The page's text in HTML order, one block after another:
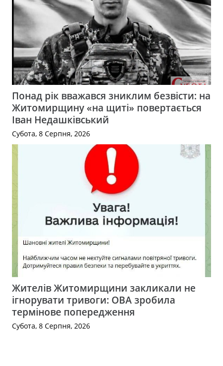
Понад рік вважався зниклим безвісти: на
Житомирщину «на щиті» повертається
Іван Недашківський
Субота, 8 Серпня, 2026
Жителів Житомирщини закликали не
ігнорувати тривоги: ОВА зробила
термінове попередження
Субота, 8 Серпня, 2026